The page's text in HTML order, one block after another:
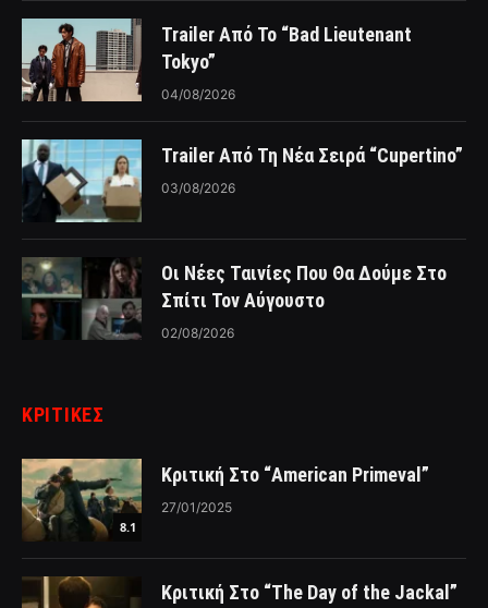
Trailer Από Το “Bad Lieutenant
Tokyo”
04/08/2026
Trailer Από Τη Νέα Σειρά “Cupertino”
03/08/2026
Οι Νέες Ταινίες Που Θα Δούμε Στο
Σπίτι Τον Αύγουστο
02/08/2026
ΚΡΙΤΙΚΈΣ
8.1
Κριτική Στο “American Primeval”
27/01/2025
Κριτική Στο “The Day of the Jackal”